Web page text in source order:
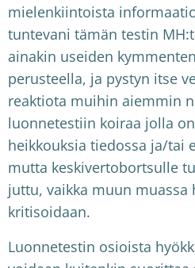
mielenkiintoista
tuntevani tämän testin
ainakin useiden
perusteella, ja pystyn itse
reaktiota muihin aiemmin
luonnetestiin koiraa jolla
heikkouksia tiedossa ja/tai
mutta keskivertobortsulle
juttu, vaikka muun muassa
kritisoidaan.
Luonnetestin osioista